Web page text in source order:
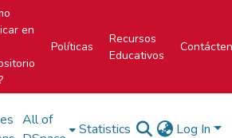
en
Políticas
Recursos
Educativos
All of
Statistics Log In